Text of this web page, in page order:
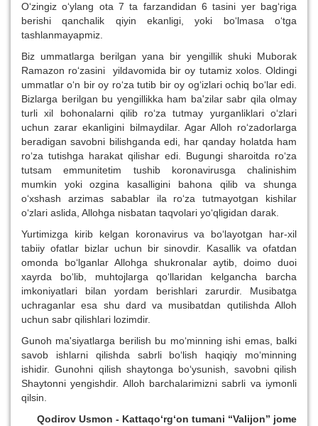
O‘zingiz o‘ylang ota 7 ta farzandidan 6 tasini yer bag‘riga
berishi qanchalik qiyin ekanligi, yoki bo‘lmasa o‘tga
tashlanmayapmiz.
Biz ummatlarga berilgan yana bir yengillik shuki Muborak
Ramazon ro‘zasini yildavomida bir oy tutamiz xolos. Oldingi
ummatlar o‘n bir oy ro‘za tutib bir oy og‘izlari ochiq bo‘lar edi.
Bizlarga berilgan bu yengillikka ham ba'zilar sabr qila olmay
turli xil bohonalarni qilib ro‘za tutmay yurganliklari o‘zlari
uchun zarar ekanligini bilmaydilar. Agar Alloh ro‘zadorlarga
beradigan savobni bilishganda edi, har qanday holatda ham
ro‘za tutishga harakat qilishar edi. Bugungi sharoitda ro‘za
tutsam emmunitetim tushib koronavirusga chalinishim
mumkin yoki ozgina kasalligini bahona qilib va shunga
o‘xshash arzimas sabablar ila ro‘za tutmayotgan kishilar
o‘zlari aslida, Allohga nisbatan taqvolari yo‘qligidan darak.
Yurtimizga kirib kelgan koronavirus va bo‘layotgan har-xil
tabiiy ofatlar bizlar uchun bir sinovdir. Kasallik va ofatdan
omonda bo‘lganlar Allohga shukronalar aytib, doimo duoi
xayrda bo‘lib, muhtojlarga qo‘llaridan kelgancha barcha
imkoniyatlari bilan yordam berishlari zarurdir. Musibatga
uchraganlar esa shu dard va musibatdan qutilishda Alloh
uchun sabr qilishlari lozimdir.
Gunoh ma'siyatlarga berilish bu mo‘minning ishi emas, balki
savob ishlarni qilishda sabrli bo‘lish haqiqiy mo‘minning
ishidir. Gunohni qilish shaytonga bo‘ysunish, savobni qilish
Shaytonni yengishdir. Alloh barchalarimizni sabrli va iymonli
qilsin.
Qodirov Usmon - Kattaqo‘rg‘on tumani “Valijon” jome